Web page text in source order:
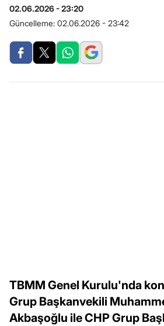
02.06.2026 - 23:20
Güncelleme: 02.06.2026 - 23:42
TBMM Genel Kurulu'nda
Grup Başkanvekili
Akbaşoğlu ile CHP Grup